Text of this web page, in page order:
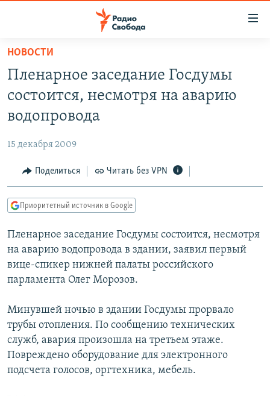
упрощенного
доступа
основному
Вернутся
Вернутся
поиску
ПОДКАСТЫ
МНЕНИЯ
КУЛЬТУРА
КАВКАЗ.РЕАЛИИ
СЕВЕР.РЕАЛИИ
СИБИРЬ.РЕАЛИИ
РАСПИСАНИЕ ВЕЩАНИЯ
ПОДПИШИТЕСЬ НА РАССЫЛКУ
СОЦИАЛЬНЫЕ СЕТИ
НОВОСТИ
Пленарное заседание Госдумы
состоится, несмотря на аварию
водопровода
15 декабря 2009
Поделиться Читать без VPN
Приоритетный источник в Google
Пленарное заседание Госдумы состоится, несмотря
на аварию водопровода в здании, заявил первый
вице-спикер нижней палаты российского
парламента Олег Морозов.
Минувшей ночью в здании Госдумы прорвало
трубы отопления. По сообщению технических
служб, авария произошла на третьем этаже.
Повреждено оборудование для электронного
подсчета голосов, оргтехника, мебель.